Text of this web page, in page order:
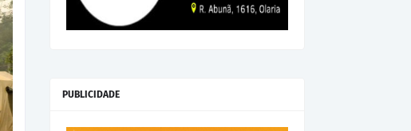
PUBLICIDADE